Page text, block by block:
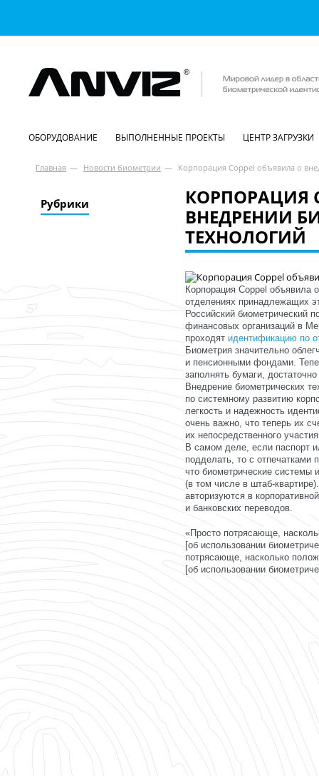
ОБОРУДОВАНИЕ ВЫПОЛНЕННЫЕ ПРОЕКТЫ ЦЕНТР ЗАГРУЗКИ
Главная — Новости биометрии — Корпорация Coppel объявила о
Рубрики
КОРПОРАЦИЯ
ВНЕДРЕНИИ
ТЕХНОЛОГИЙ
Корпорация Coppel объявила
отделениях принадлежащих
Российский биометрический
финансовых организаций в
проходят идентификацию по
Биометрия значительно
и пенсионными фондами.
заполнять бумаги,
Внедрение биометрических
по системному развитию
легкость и надежность
очень важно, что теперь их
их непосредственного
В самом деле, если паспорт
подделать, то с отпечатками
что биометрические системы
(в том числе в штаб-квартире
авторизуются в
и банковских переводов.
«Просто потрясающе,
[об использовании
потрясающе, насколько
[об использовании